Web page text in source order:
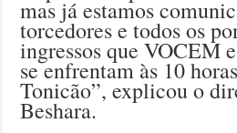
mas já estamos
torcedores e todos os
ingressos que VOCEM
se enfrentam às 10
Tonicão”, explicou o
Beshara.